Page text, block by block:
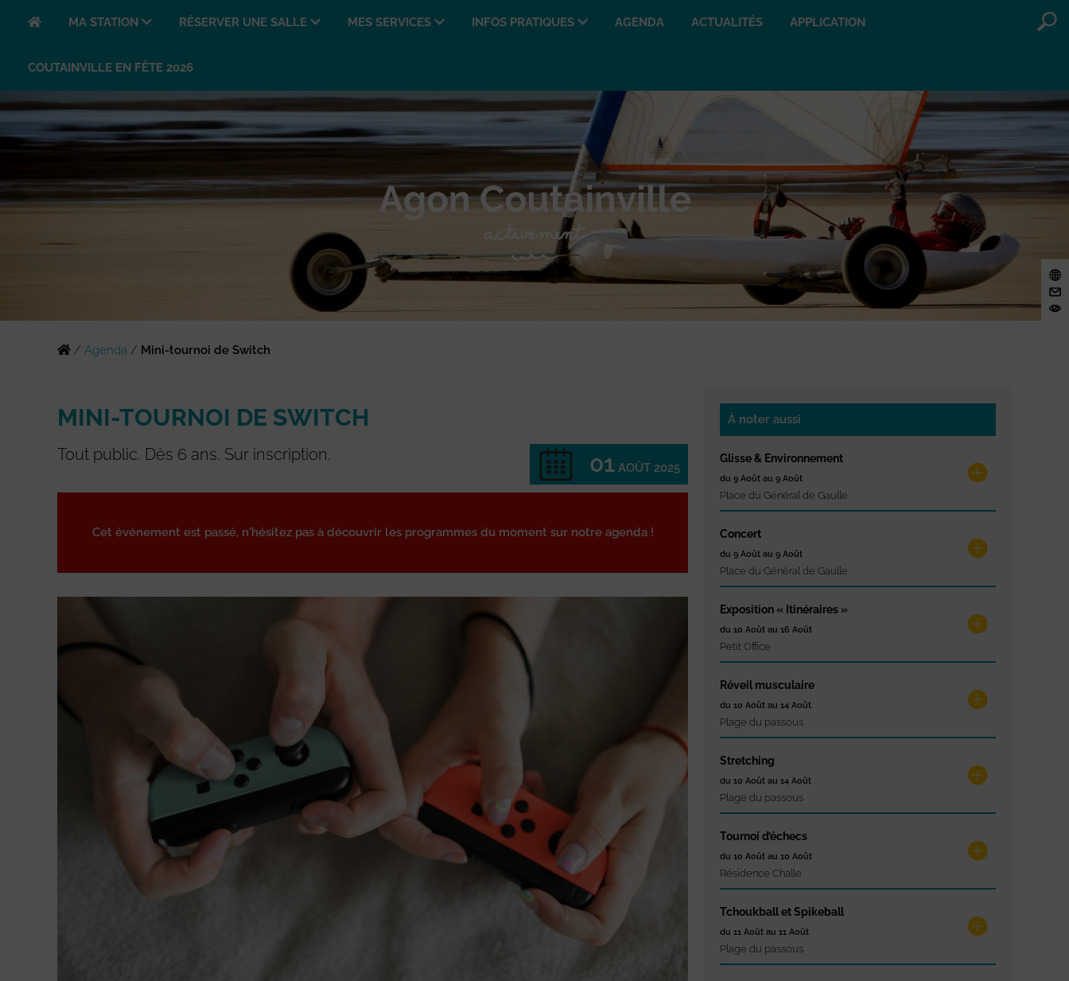
MA STATION RÉSERVER UNE SALLE MES SERVICES INFOS PRATIQUES AGENDA ACTUALITÉS APPLICATION
COUTAINVILLE EN FÊTE 2026
/ Agenda / Mini-tournoi de Switch
MINI-TOURNOI DE SWITCH
Tout public. Dès 6 ans. Sur inscription. 01 AOÛT 2025
Cet événement est passé, n'hésitez pas à découvrir les programmes du moment sur notre agenda !
À noter aussi
Glisse & Environnement
du 9 Août au 9 Août
Place du Général de Gaulle
Concert
du 9 Août au 9 Août
Place du Général de Gaulle
Exposition « Itinéraires »
du 10 Août au 16 Août
Petit Office
Réveil musculaire
du 10 Août au 14 Août
Plage du passous
Stretching
du 10 Août au 14 Août
Plage du passous
Tournoi d’échecs
du 10 Août au 10 Août
Résidence Challe
Tchoukball et Spikeball
du 11 Août au 11 Août
Plage du passous